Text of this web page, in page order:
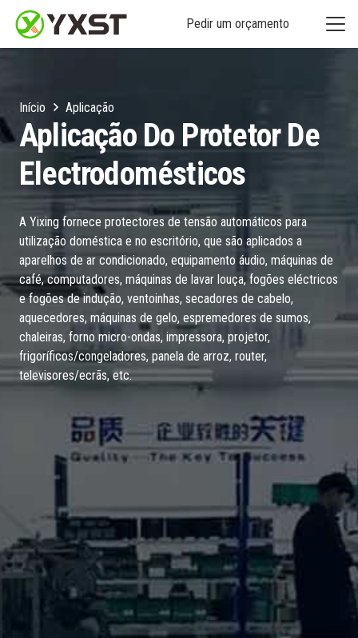
Pedir um orçamento
Início Aplicação
Aplicação Do Protetor De
Electrodomésticos
A Yixing fornece protectores de tensão automáticos para
utilização doméstica e no escritório, que são aplicados a
aparelhos de ar condicionado, equipamento áudio, máquinas de
café, computadores, máquinas de lavar louça, fogões eléctricos
e fogões de indução, ventoinhas, secadores de cabelo,
aquecedores, máquinas de gelo, espremedores de sumos,
chaleiras, forno micro-ondas, impressora, projetor,
frigoríficos/congeladores, panela de arroz, router,
televisores/ecrãs, etc.